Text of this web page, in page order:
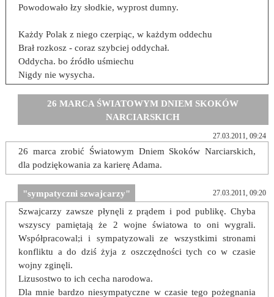
Powodowało łzy słodkie, wyprost dumny.
Każdy Polak z niego czerpiąc, w każdym oddechu
Brał rozkosz - coraz szybciej oddychał.
Oddycha. bo źródło uśmiechu
Nigdy nie wysycha.
26 MARCA ŚWIATOWYM DNIEM SKOKÓW
NARCIARSKICH
27.03.2011, 09:24
26 marca zrobić Światowym Dniem Skoków Narciarskich,
dla podziękowania za karierę Adama.
"sympatyczni szwajcarzy" 27.03.2011, 09:20
Szwajcarzy zawsze płynęli z prądem i pod publikę. Chyba
wszyscy pamiętają że 2 wojne światowa to oni wygrali.
Współpracowal;i i sympatyzowali ze wszystkimi stronami
konfliktu a do dziś żyja z oszczędności tych co w czasie
wojny zginęli.
Lizusostwo to ich cecha narodowa.
Dla mnie bardzo niesympatyczne w czasie tego pożegnania